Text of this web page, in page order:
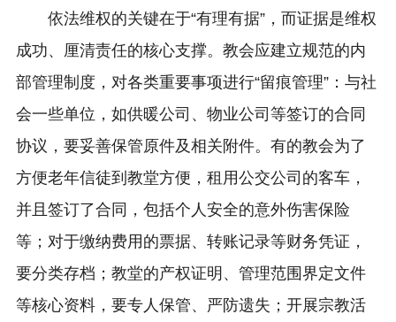
依法维权的关键在于“有理有据”，而证据是维权
成功、厘清责任的核心支撑。教会应建立规范的内
部管理制度，对各类重要事项进行“留痕管理”：与社
会一些单位，如供暖公司、物业公司等签订的合同
协议，要妥善保管原件及相关附件。有的教会为了
方便老年信徒到教堂方便，租用公交公司的客车，
并且签订了合同，包括个人安全的意外伤害保险
等；对于缴纳费用的票据、转账记录等财务凭证，
要分类存档；教堂的产权证明、管理范围界定文件
等核心资料，要专人保管、严防遗失；开展宗教活